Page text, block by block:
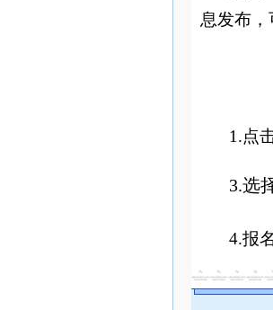
息发布，
1.点
3.选
4.报